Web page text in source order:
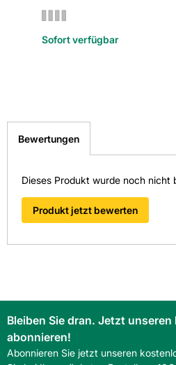
Sofort verfügbar
Bewertungen
Dieses Produkt wurde noch nicht
Produkt jetzt bewerten
Bleiben Sie dran. Jetzt
abonnieren!
Abonnieren Sie jetzt unseren